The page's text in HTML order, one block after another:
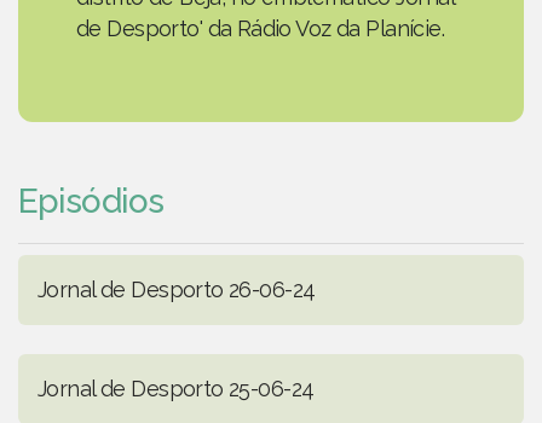
de Desporto' da Rádio Voz da Planície.
Episódios
Jornal de Desporto 26-06-24
Jornal de Desporto 25-06-24